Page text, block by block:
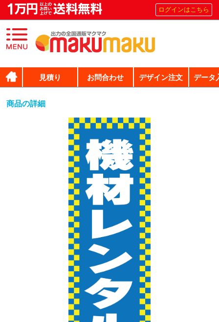
ログインはこちら
見積り お問合わせ デザイン注文 データ
商品の詳細